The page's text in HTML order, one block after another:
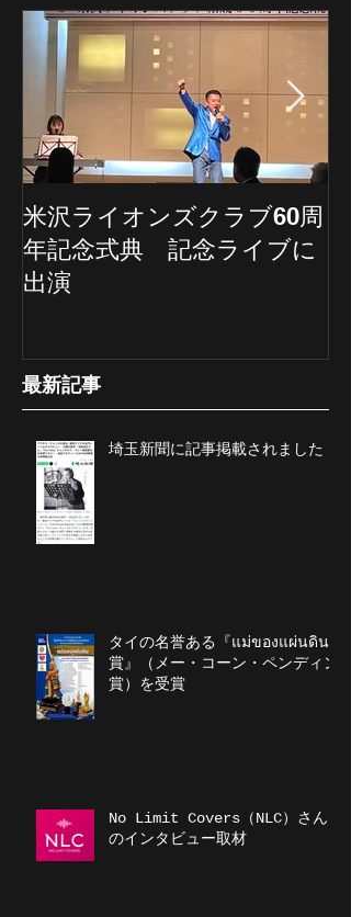
最新記事
米沢ライオンズクラブ60周
年記念式典 記念ライブに
出演
埼玉新聞に記事掲載されました
タイの名誉ある『แม่ของแผ่นดิน
賞』（メー・コーン・ペンディン
賞）を受賞
No Limit Covers（NLC）さん
のインタビュー取材